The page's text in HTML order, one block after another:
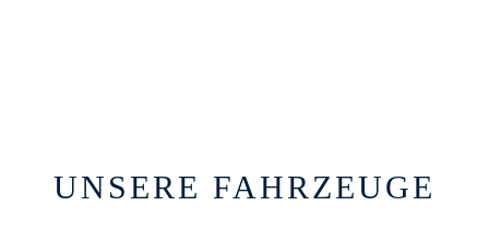
UNSERE FAHRZEUGE